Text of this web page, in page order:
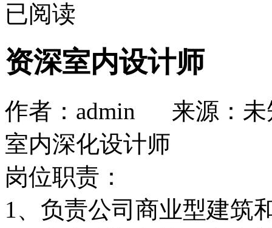
已阅读
资深室内设计师
作者：admin 来源：
室内深化设计师
岗位职责：
1、负责公司商业型建筑